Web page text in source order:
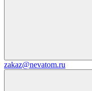
zakaz@nevatom.ru